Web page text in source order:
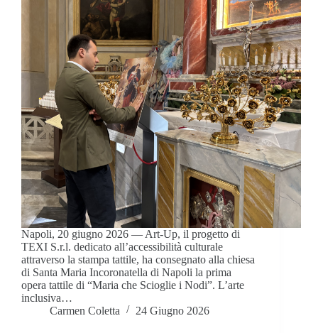
Napoli, 20 giugno 2026 — Art-Up, il progetto di
TEXI S.r.l. dedicato all’accessibilità culturale
attraverso la stampa tattile, ha consegnato alla chiesa
di Santa Maria Incoronatella di Napoli la prima
opera tattile di “Maria che Scioglie i Nodi”. L’arte
inclusiva…
Carmen Coletta
24 Giugno 2026